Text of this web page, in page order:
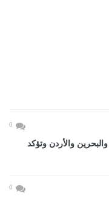
0
والأردن وتؤكد
0